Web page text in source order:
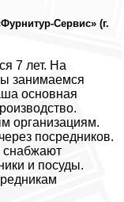
Сервис» (г.
7 лет. На
занимаемся
основная
организациям.
посредников.
снабжают
и посуды.